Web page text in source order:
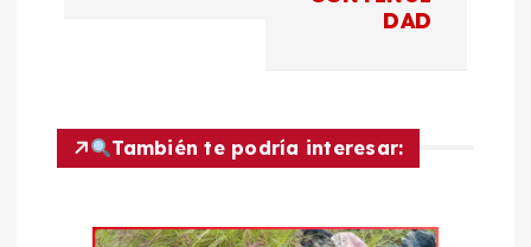
ó
DAD
También te podría interesar: